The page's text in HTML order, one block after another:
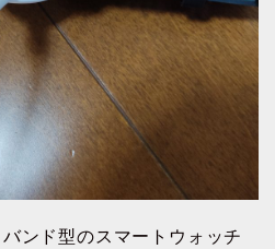
ンド型のスマートウォッチ